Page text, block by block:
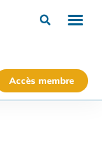
Accès membre